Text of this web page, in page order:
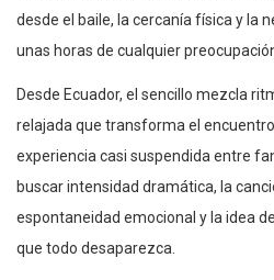
desde el baile, la cercanía física y la
unas horas de cualquier
Desde Ecuador, el sencillo mezcla
relajada que transforma el
experiencia casi suspendida entre
buscar intensidad dramática, la
espontaneidad emocional y la idea
que todo desaparezca.